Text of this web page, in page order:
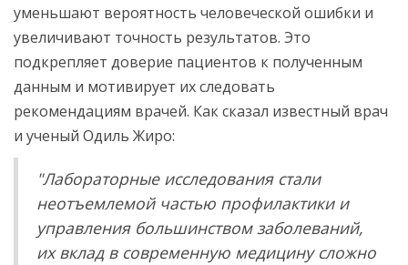
уменьшают вероятность человеческой ошибки и
увеличивают точность результатов. Это
подкрепляет доверие пациентов к полученным
данным и мотивирует их следовать
рекомендациям врачей. Как сказал известный врач
и ученый Одиль Жиро:
"Лабораторные исследования стали
неотъемлемой частью профилактики и
управления большинством заболеваний,
их вклад в современную медицину сложно